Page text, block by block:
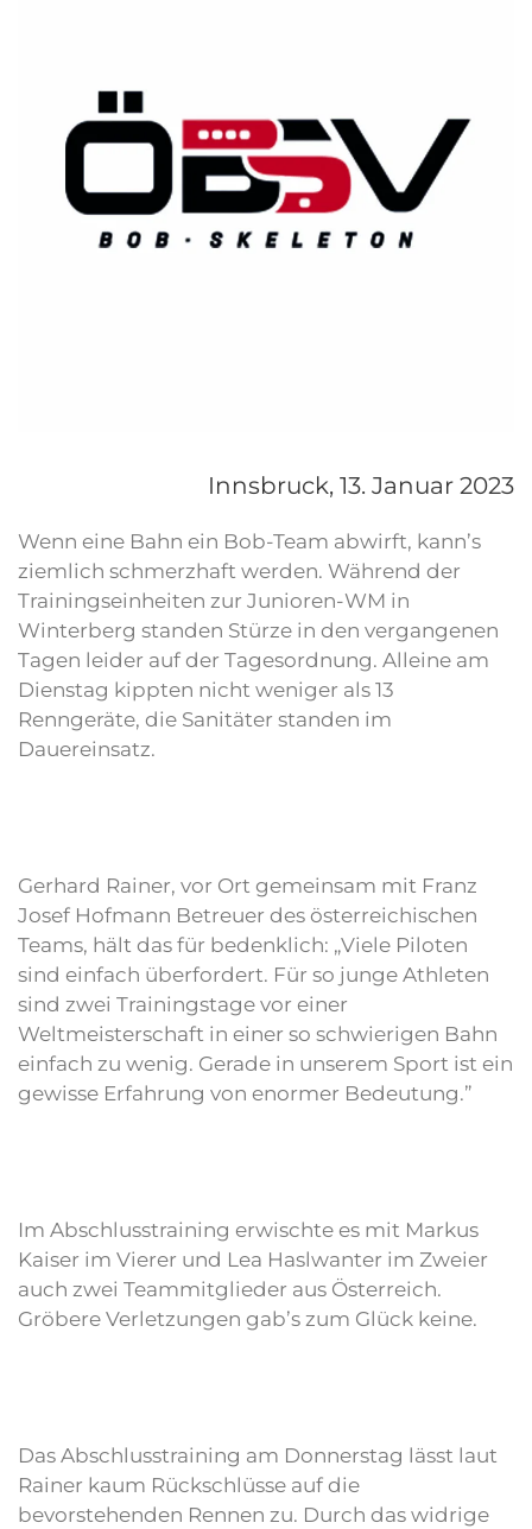
Innsbruck, 13. Januar 2023
Wenn eine Bahn ein Bob-Team abwirft, kann’s
ziemlich schmerzhaft werden. Während der
Trainingseinheiten zur Junioren-WM in
Winterberg standen Stürze in den vergangenen
Tagen leider auf der Tagesordnung. Alleine am
Dienstag kippten nicht weniger als 13
Renngeräte, die Sanitäter standen im
Dauereinsatz.
Gerhard Rainer, vor Ort gemeinsam mit Franz
Josef Hofmann Betreuer des österreichischen
Teams, hält das für bedenklich: „Viele Piloten
sind einfach überfordert. Für so junge Athleten
sind zwei Trainingstage vor einer
Weltmeisterschaft in einer so schwierigen Bahn
einfach zu wenig. Gerade in unserem Sport ist ein
gewisse Erfahrung von enormer Bedeutung.”
Im Abschlusstraining erwischte es mit Markus
Kaiser im Vierer und Lea Haslwanter im Zweier
auch zwei Teammitglieder aus Österreich.
Gröbere Verletzungen gab’s zum Glück keine.
Das Abschlusstraining am Donnerstag lässt laut
Rainer kaum Rückschlüsse auf die
bevorstehenden Rennen zu. Durch das widrige